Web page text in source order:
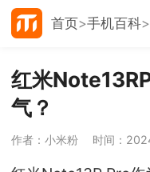
首页 手机百科
红米
气？
作者：小米粉 时间：